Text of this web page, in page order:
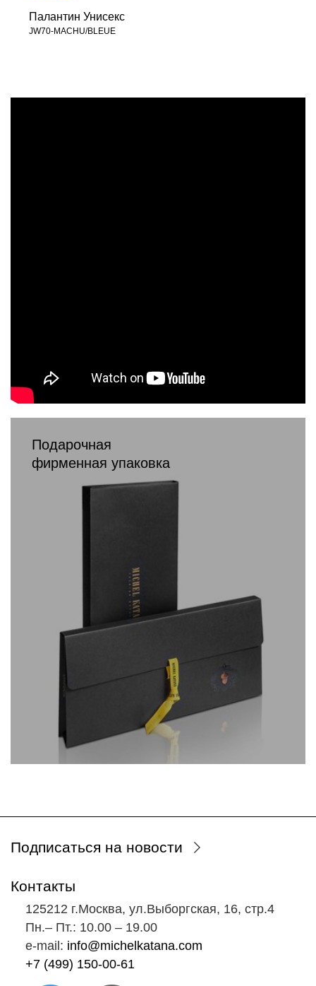
Палантин Унисекс
JW70-MACHU/BLEUE
Подарочная
фирменная упаковка
Подписаться на новости
Контакты
125212 г.Москва, ул.Выборгская, 16, стр.4
Пн.‒ Пт.: 10.00 ‒ 19.00
e-mail: info@michelkatana.com
+7 (499) 150-00-61